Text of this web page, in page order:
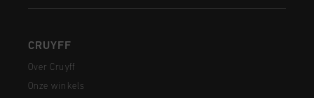
CRUYFF
Over Cruyff
Onze winkels